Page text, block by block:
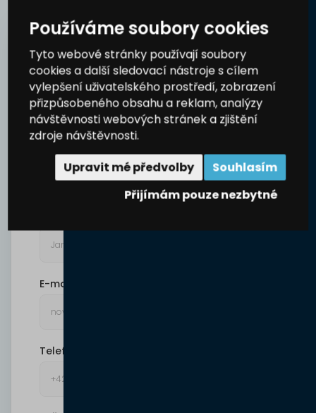
Poptávka
Vyplňte formulář a získejte
cenovou nabídku zdarma
Kontaktujte nás jednoduše online a společně najdeme
ideální řešení pro váš projekt!
+420 720 061 851
Štěpán Coufal Po-Pá: 8:00-16:00
E-mail
Telefonní číslo
Používáme soubory cookies
Tyto webové stránky používají soubory
cookies a další sledovací nástroje s cílem
vylepšení uživatelského prostředí, zobrazení
přizpůsobeného obsahu a reklam, analýzy
návštěvnosti webových stránek a zjištění
zdroje návštěvnosti.
Souhlasím
Upravit mé předvolby
Přijímám pouze nezbytné